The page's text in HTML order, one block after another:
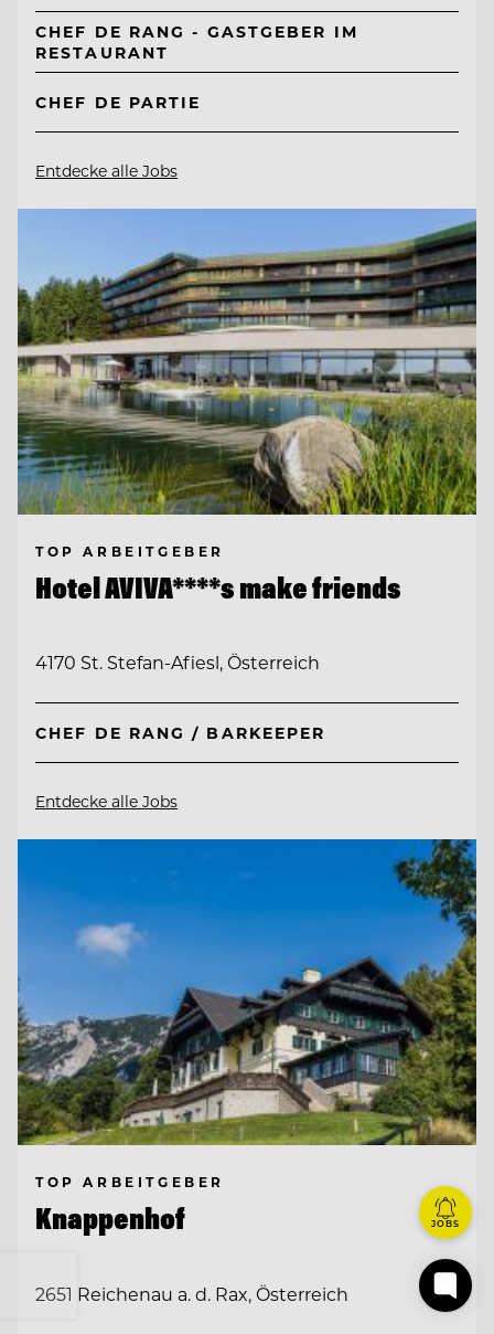
CHEF DE RANG - GASTGEBER IM
RESTAURANT
CHEF DE PARTIE
Entdecke alle Jobs
TOP ARBEITGEBER
Hotel AVIVA****s make friends
4170 St. Stefan-Afiesl, Österreich
CHEF DE RANG / BARKEEPER
Entdecke alle Jobs
TOP ARBEITGEBER
Knappenhof
2651 Reichenau a. d. Rax, Österreich
JOBS